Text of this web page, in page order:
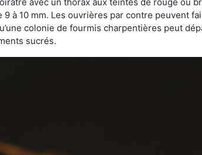
avec un thorax aux teintes de rouge ou
9 à 10 mm. Les ouvrières par contre peuvent
colonie de fourmis charpentières peut
sucrés.